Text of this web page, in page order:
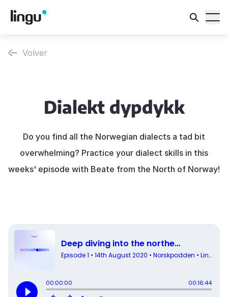
Volver
Dialekt dypdykk
Do you find all the Norwegian dialects a tad bit
overwhelming? Practice your dialect skills in this
weeks' episode with Beate from the North of Norway!